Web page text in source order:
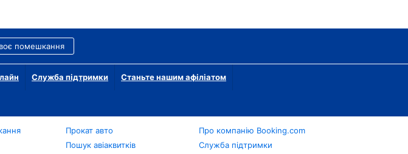
помешкання
Служба підтримки Станьте нашим афіліатом
Прокат авто
Пошук авіаквитків
Про компанію Booking.com
Служба підтримки